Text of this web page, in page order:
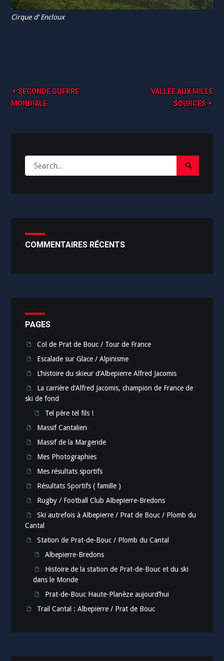
Cirque d’ Encloux
Navigation
de
SECONDE GUERRE
MONDIALE
VALLÉE AUX MILLE
SOURCES
for:
Search
COMMENTAIRES RÉCENTS
PAGES
Col de Prat de Bouc / Tour de France
Escalade sur Glace / Alpinisme
L’histoire du skieur d’Albepierre Alfred Jacomis
La carrière d’Alfred Jacomis, champion de France de
ski de fond
Tel père tel fils !
Massif Cantalien
Massif de la Margeride
Mes Photographies
Mes résultats sportifs
Résultats Sportifs ( famille )
Rugby / Football Club Albepierre-Bredons
Ski autrefois à Albepierre / Prat de Bouc / Plomb du
Cantal
Station de Prat-de-Bouc / Plomb du Cantal
Albepierre-Bredons
Histoire de la station de Prat-de-Bouc et du ski
dans le Monde
Prat-de-Bouc Haute-Planèze aujourd’hui
Trail Cantal : Albepierre / Prat de Bouc